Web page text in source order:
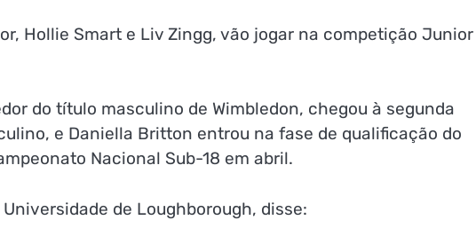
Hollie Smart e Liv Zingg, vão jogar na competição Junior
do título masculino de Wimbledon, chegou à segunda
e Daniella Britton entrou na fase de qualificação do
Nacional Sub-18 em abril.
de Loughborough, disse: